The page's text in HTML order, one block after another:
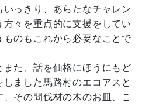
っきり、あらたなチャレン
々を重点的に支援をしてい
ものもこれから必要なことで
た、話を価格にほうにもど
ました馬路村のエコアスと
その間伐材の木のお皿、こ